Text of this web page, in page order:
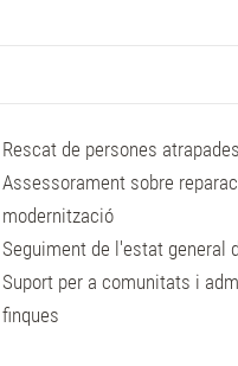
Rescat de persones atrapades
Assessorament sobre
modernització
Seguiment de l'estat general
Suport per a comunitats i
finques